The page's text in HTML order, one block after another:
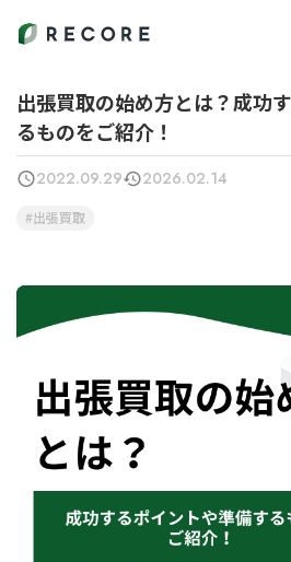
出張買取の始め方とは？成功
るものをご紹介！
2022.09.29 2026.02.14
出張買取